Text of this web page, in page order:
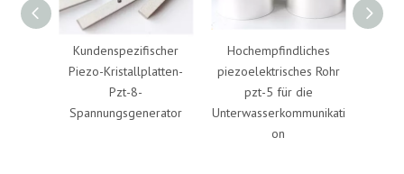
Kundenspezifischer
Piezo-Kristallplatten-
Pzt-8-
Spannungsgenerator
Hochempfindliches
piezoelektrisches Rohr
pzt-5 für die
Unterwasserkommunikati
on